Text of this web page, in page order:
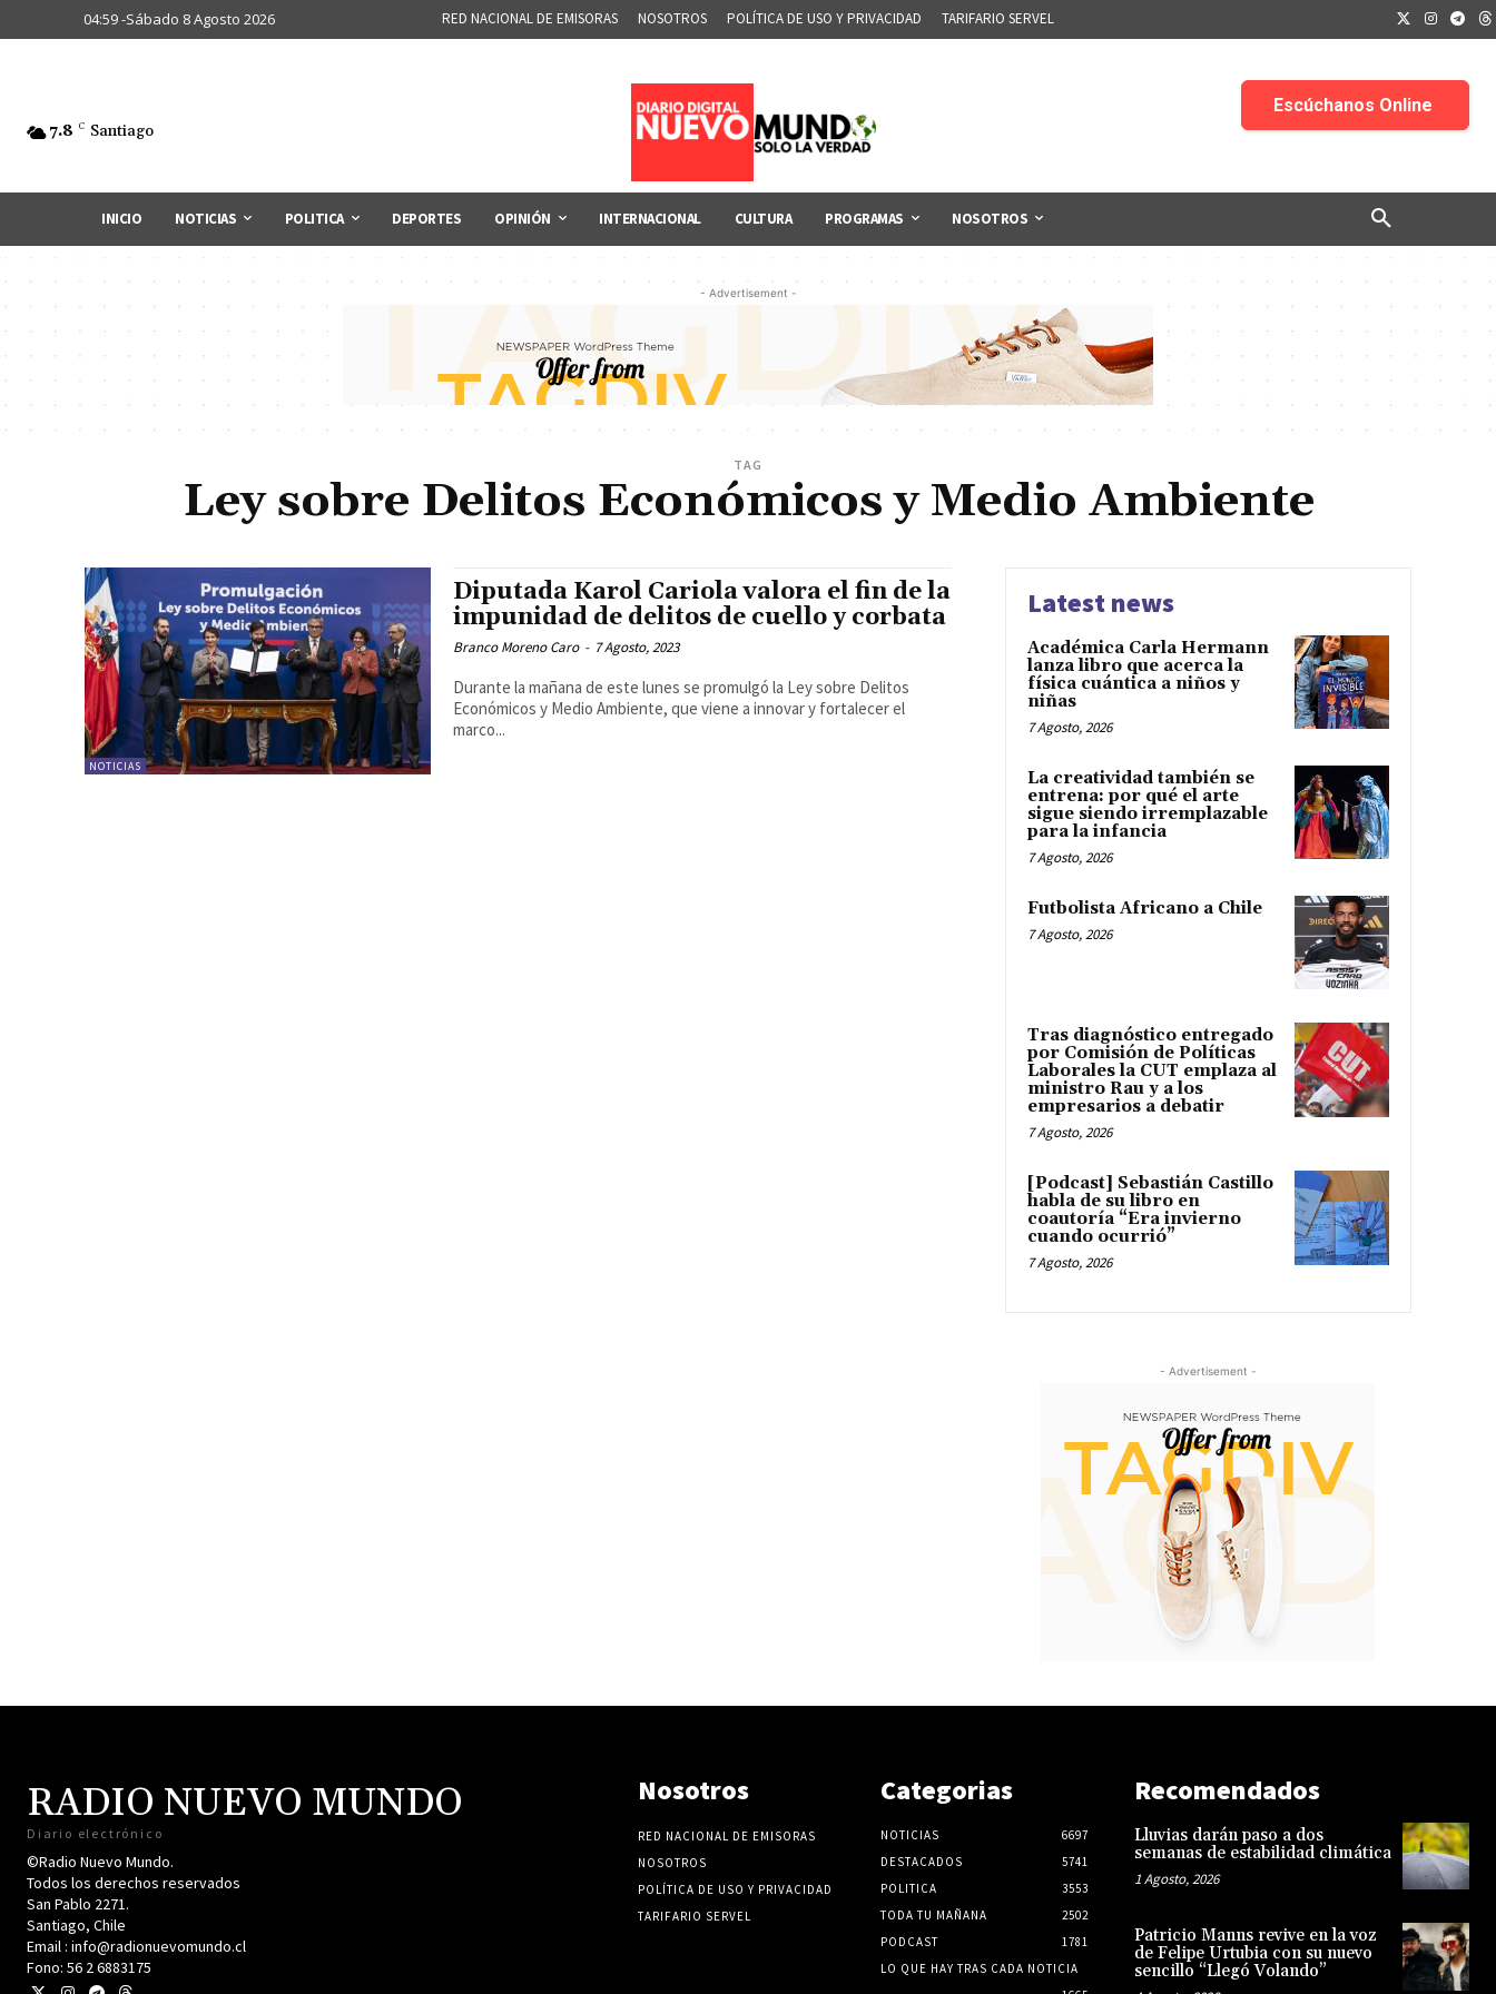
04:59 -Sábado 8 Agosto 2026 RED NACIONAL DE EMISORAS NOSOTROS POLÍTICA DE USO Y PRIVACIDAD TARIFARIO SERVEL
7.8 C Santiago
INICIO NOTICIAS POLITICA DEPORTES OPINIÓN INTERNACIONAL CULTURA PROGRAMAS NOSOTROS
- Advertisement -
TAG
Ley sobre Delitos Económicos y Medio Ambiente
NOTICIAS
Diputada Karol Cariola valora el fin de la
impunidad de delitos de cuello y corbata
Branco Moreno Caro - 7 Agosto, 2023
Durante la mañana de este lunes se promulgó la Ley sobre Delitos
Económicos y Medio Ambiente, que viene a innovar y fortalecer el
marco...
Latest news
Académica Carla Hermann
lanza libro que acerca la
física cuántica a niños y
niñas
7 Agosto, 2026
La creatividad también se
entrena: por qué el arte
sigue siendo irremplazable
para la infancia
7 Agosto, 2026
Futbolista Africano a Chile
7 Agosto, 2026
Tras diagnóstico entregado
por Comisión de Políticas
Laborales la CUT emplaza al
ministro Rau y a los
empresarios a debatir
7 Agosto, 2026
[Podcast] Sebastián Castillo
habla de su libro en
coautoría “Era invierno
cuando ocurrió”
7 Agosto, 2026
- Advertisement -
RADIO NUEVO MUNDO
Diario electrónico
©Radio Nuevo Mundo.
Todos los derechos reservados
San Pablo 2271.
Santiago, Chile
Email : info@radionuevomundo.cl
Fono: 56 2 6883175
Nosotros
RED NACIONAL DE EMISORAS
NOSOTROS
POLÍTICA DE USO Y PRIVACIDAD
TARIFARIO SERVEL
Categorias
NOTICIAS
6697
DESTACADOS
5741
POLITICA
3553
TODA TU MAÑANA
2502
PODCAST
1781
LO QUE HAY TRAS CADA NOTICIA
Recomendados
Lluvias darán paso a dos
semanas de estabilidad climática
1 Agosto, 2026
Patricio Manns revive en la voz
de Felipe Urtubia con su nuevo
sencillo “Llegó Volando”